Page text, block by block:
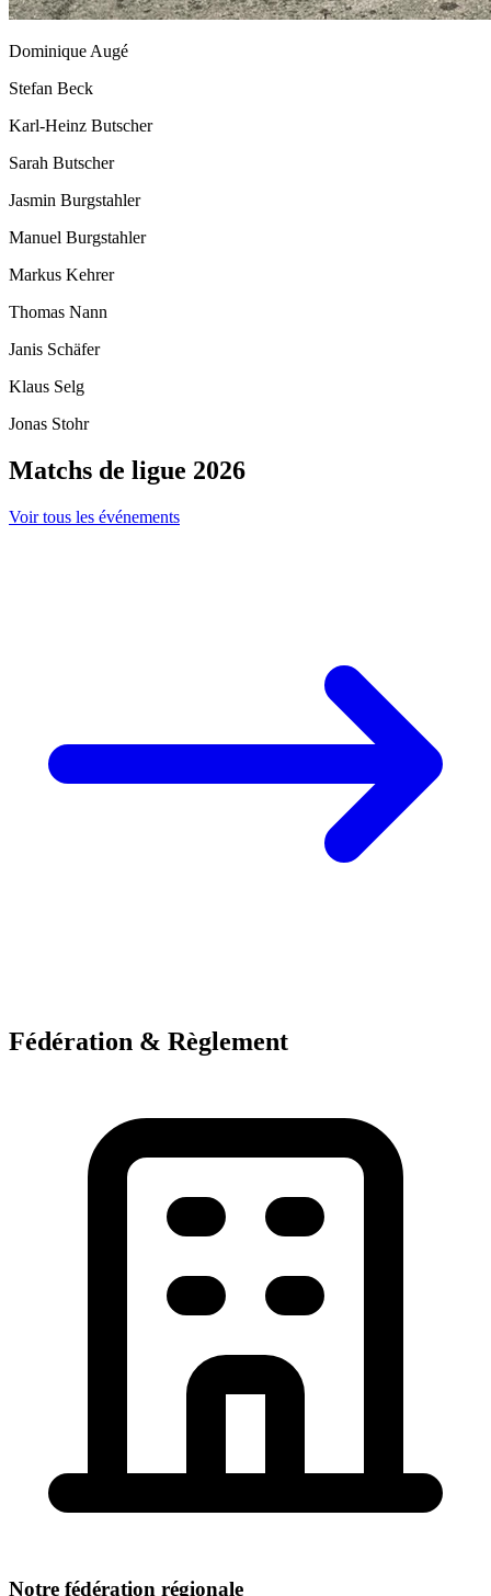
Dominique Augé
Stefan Beck
Karl-Heinz Butscher
Sarah Butscher
Jasmin Burgstahler
Manuel Burgstahler
Markus Kehrer
Thomas Nann
Janis Schäfer
Klaus Selg
Jonas Stohr
Matchs de ligue 2026
Voir tous les événements
Fédération & Règlement
Notre fédération régionale